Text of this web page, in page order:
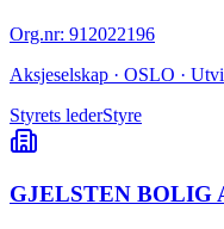
Org.nr: 912022196
Aksjeselskap · OSLO ·
Styrets lederStyre
GJELSTEN BOLIG